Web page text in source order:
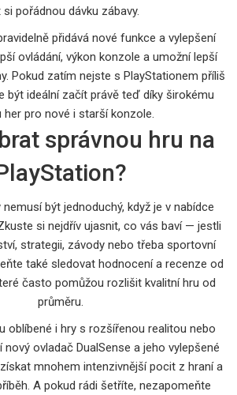
si pořádnou dávku zábavy.
přidává nové funkce a vylepšení
ovládání, výkon konzole a umožní lepší
Pokud zatím nejste s PlayStationem příliš
být ideální začít právě teď díky širokému
her pro nové i starší konzole.
správnou hru na
být jednoduchý, když je v nabídce
si nejdřív ujasnit, co vás baví — jestli
strategii, závody nebo třeba sportovní
také sledovat hodnocení a recenze od
často pomůžou rozlišit kvalitní hru od
průměru.
oblíbené i hry s rozšířenou realitou nebo
nový ovladač DualSense a jeho vylepšené
mnohem intenzivnější pocit z hraní a
A pokud rádi šetříte, nezapomeňte